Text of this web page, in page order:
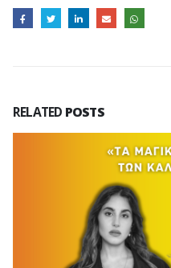
RELATED POSTS